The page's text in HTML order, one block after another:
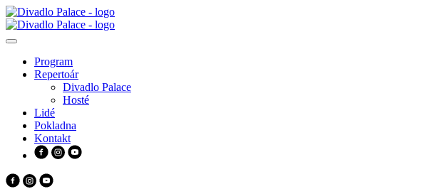
Program
Repertoár
Divadlo Palace
Hosté
Lidé
Pokladna
Kontakt